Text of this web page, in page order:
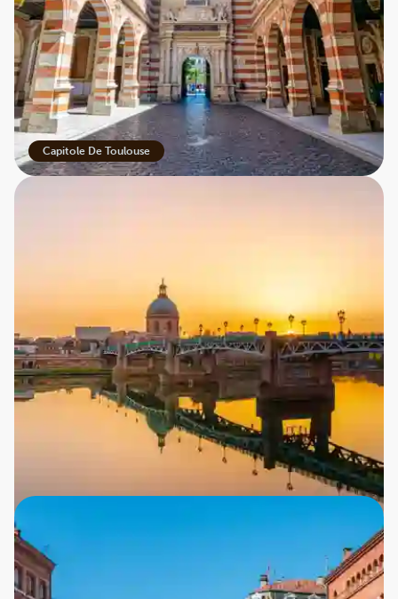
domineret den sydfranske by Toulouse. Farverne i
gadebilledet, på husfacader og i byens logo kan ingen
komme uden om.
De tre farver repræsenterer på hver sin måde en del af
Frankrigs fjerdestørste by, som ligger lunt mellem
Middelhavet og Atlanterhavet.
Capitole De Toulouse